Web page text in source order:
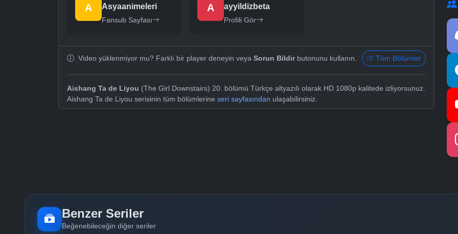
A Asyaanimeleri
Fansub Sayfası
A ayyildizbeta
Profili Gör
Video yüklenmiyor mu? Farklı bir player deneyin veya Sorun Bildirbutonunu kullanın. Tüm Bölümler
Aishang Ta de Liyou (The Girl Downstairs) 20. bölümü Türkçe altyazılı olarak HD 1080p kalitede izliyorsunuz.
Aishang Ta de Liyou serisinin tüm bölümlerine seri sayfasından ulaşabilirsiniz.
Benzer Seriler
Beğenebileceğin diğer seriler